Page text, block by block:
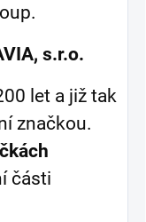
s.r.o.
let a již tak
značkou.
části